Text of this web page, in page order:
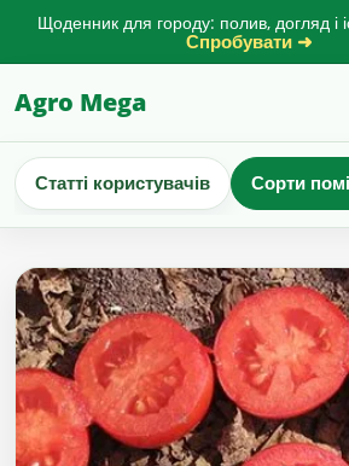
Щоденник для городу: полив, догляд і
Спробувати ➜
Agro Mega
Статті користувачів Сорти